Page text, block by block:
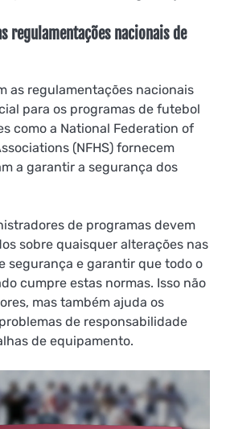
regulamentações nacionais de
as regulamentações nacionais
para os programas de futebol
como a National Federation of
(NFHS) fornecem
a garantir a segurança dos
de programas devem
sobre quaisquer alterações nas
segurança e garantir que todo o
cumpre estas normas. Isso não
mas também ajuda os
de responsabilidade
de equipamento.